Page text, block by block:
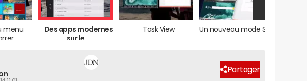
menu
Des apps modernes
sur le...
Task View Un nouveau mode Snap
Partager